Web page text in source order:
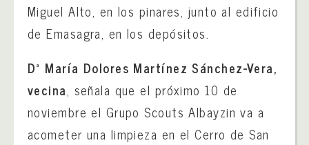
Miguel Alto, en los pinares, junto al edificio
de Emasagra, en los depósitos.
Dª María Dolores Martínez Sánchez-Vera,
vecina, señala que el próximo 10 de
noviembre el Grupo Scouts Albayzin va a
acometer una limpieza en el Cerro de San